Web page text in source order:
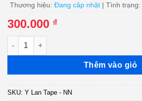
Thương hiệu: Đang cập nhật | Tình trạng:
300.000 ₫
Ý Lan Tape - Ngẫu Nhiên số lượng
Thêm vào giỏ
SKU: Y Lan Tape - NN